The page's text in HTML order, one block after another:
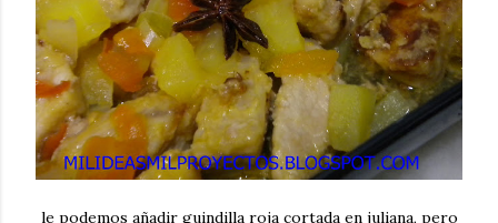
le podemos añadir guindilla roja cortada en juliana, pero